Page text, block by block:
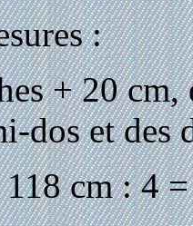
:
+ 20
dos et des
cm : 4